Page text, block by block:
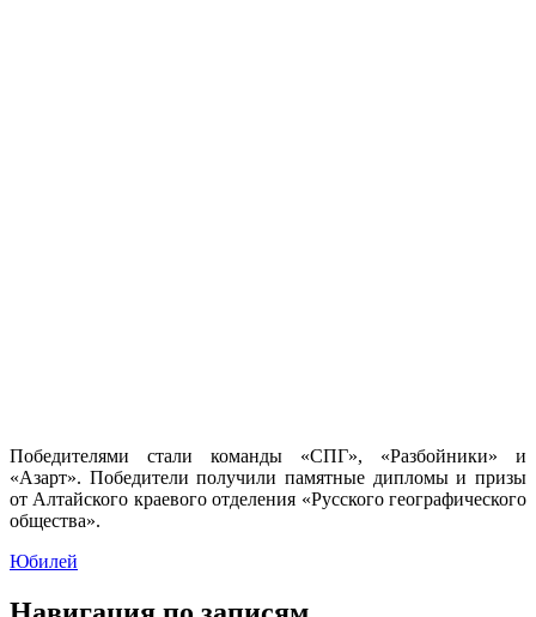
Победителями стали команды «СПГ», «Разбойники» и
«Азарт». Победители получили памятные дипломы и призы
от Алтайского краевого отделения «Русского географического
общества».
Юбилей